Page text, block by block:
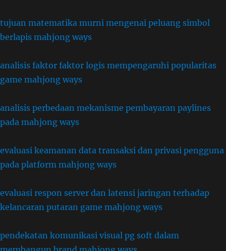
tujuan matematika murni mengenai peluang simbol
berlapis mahjong ways
analisis faktor faktor logis mempengaruhi popularitas
game mahjong ways
analisis perbedaan mekanisme pembayaran paylines
pada mahjong ways
evaluasi keamanan data transaksi dan privasi pengguna
pada platform mahjong ways
evaluasi respon server dan latensi jaringan terhadap
kelancaran putaran game mahjong ways
pendekatan komunikasi visual pg soft dalam